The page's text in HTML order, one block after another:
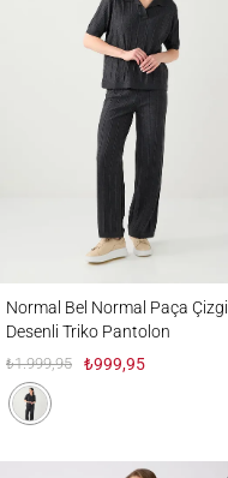
Normal Bel Normal Paça Çizgi
Desenli Triko Pantolon
₺1.999,95 ₺999,95